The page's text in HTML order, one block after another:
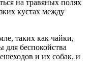
на травяных полях
кустах между
таких как чайки,
для беспокойства
и их собак, и